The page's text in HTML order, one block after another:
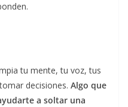
tu mente, tu voz, tus
decisiones. Algo que
a soltar una